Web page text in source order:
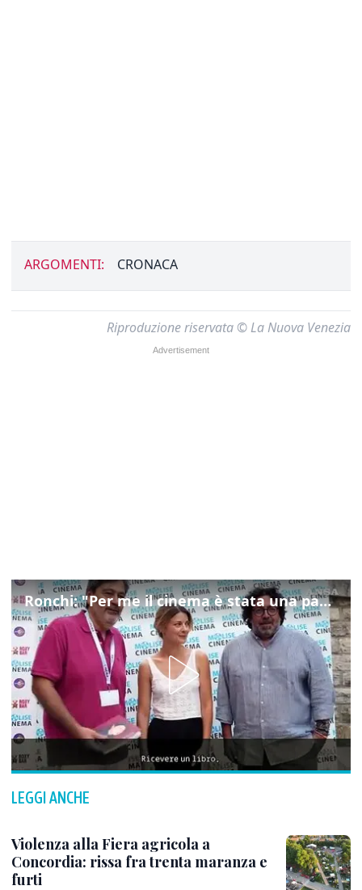
ARGOMENTI: CRONACA
Riproduzione riservata © La Nuova Venezia
Ronchi: "Per me il cinema è stata una passione, monografia dedicata è un bel regalo"
LEGGI ANCHE
Violenza alla Fiera agricola a
Concordia: rissa fra trenta maranza e
furti